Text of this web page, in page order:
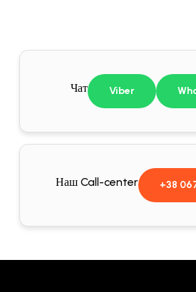
Чат Viber
Наш Call-center +38